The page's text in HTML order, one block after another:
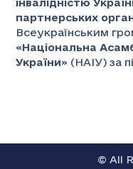
інвалідністю
партнерських
Всеукраїнським
«Національна
України» (НАІУ) за
© All